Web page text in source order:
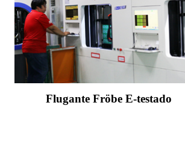
Flugante Fröbe E-testado